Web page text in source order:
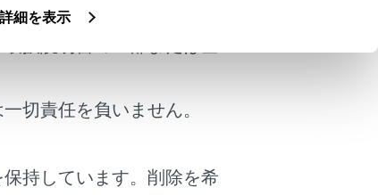
詳細を表示
立ちましたか？
いいえ
切責任を負いません。
持しています。削除を希